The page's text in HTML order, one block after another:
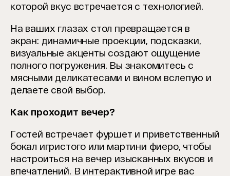
которой вкус встречается с технологией.
На ваших глазах стол превращается в
экран: динамичные проекции, подсказки,
визуальные акценты создают ощущение
полного погружения. Вы знакомитесь с
мясными деликатесами и вином вслепую и
делаете свой выбор.
Как проходит вечер?
Гостей встречает фуршет и приветственный
бокал игристого или мартини фиеро, чтобы
настроиться на вечер изысканных вкусов и
впечатлений. В интерактивной игре вас